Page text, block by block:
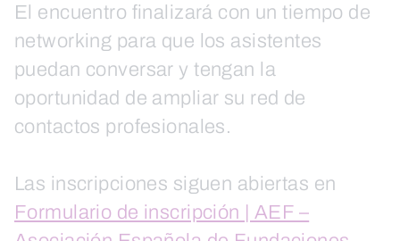
El encuentro finalizará con un tiempo de
networking para que los asistentes
puedan conversar y tengan la
oportunidad de ampliar su red de
contactos profesionales.
Las inscripciones siguen abiertas en
Formulario de inscripción | AEF –